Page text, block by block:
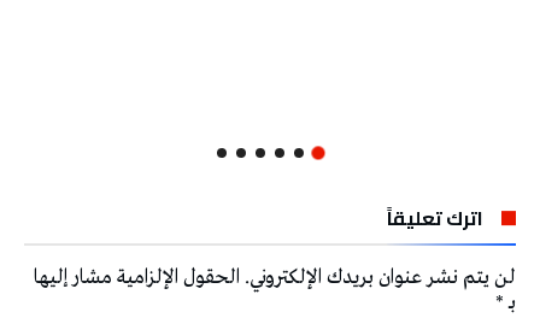
اترك تعليقاً
لن يتم نشر عنوان بريدك الإلكتروني. الحقول الإلزامية مشار إليها
بـ*